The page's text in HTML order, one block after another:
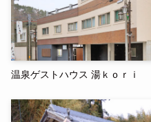
温泉ゲストハウス 湯ｋｏｒｉ